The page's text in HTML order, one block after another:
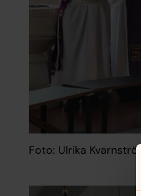
Foto: Ulrika Kvarnström